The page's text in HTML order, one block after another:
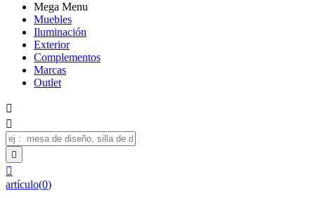
Mega Menu
Muebles
Iluminación
Exterior
Complementos
Marcas
Outlet




artículo(0)